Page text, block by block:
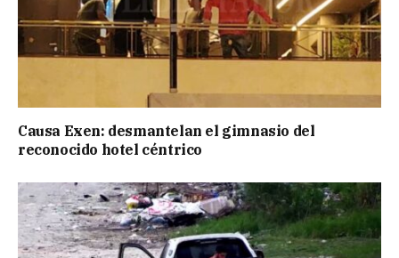
Causa Exen: desmantelan el gimnasio del
reconocido hotel céntrico